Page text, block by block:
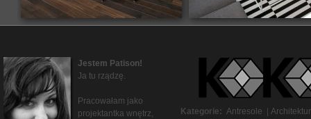
Jestem Patison!
Ja tu rządzę.
Pracowałam jako
projektantka wnętrz,
Kategorie: Antresole